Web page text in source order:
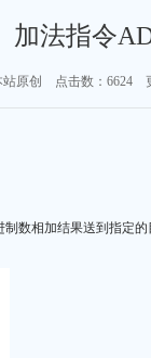
加法指令
原创 点击数： 6624
数相加结果送到指定